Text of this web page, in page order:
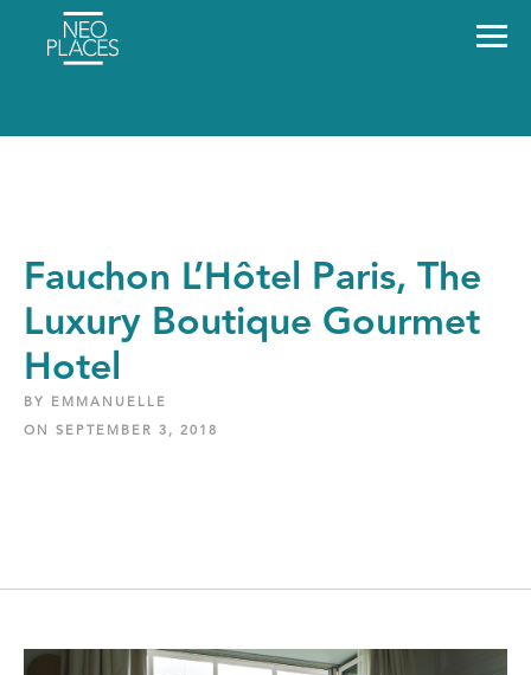
Fauchon L’Hôtel Paris, The
Luxury Boutique Gourmet
Hotel
BY EMMANUELLE
ON SEPTEMBER 3, 2018